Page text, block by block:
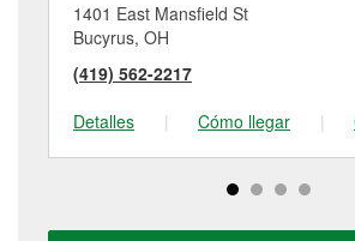
1401 East Mansfield St
Bucyrus, OH
(419) 562-2217
Detalles
| Cómo llegar |